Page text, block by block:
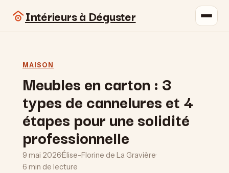
Intérieurs à Déguster
MAISON
Meubles en carton : 3
types de cannelures et 4
étapes pour une solidité
professionnelle
9 mai 2026·Élise-Florine de La Gravière·
6 min de lecture